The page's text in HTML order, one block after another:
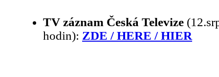
TV záznam Česká Televize
hodin): ZDE / HERE / HIER